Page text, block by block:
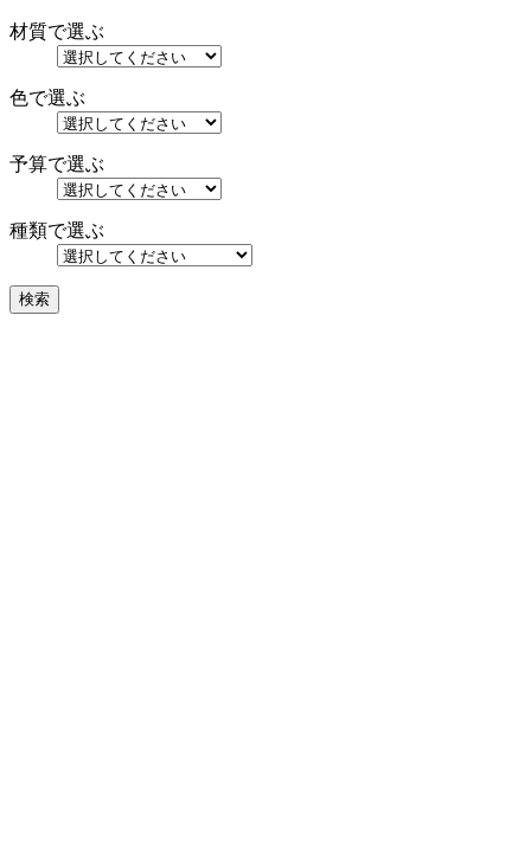
材質で選ぶ
色で選ぶ
予算で選ぶ
種類で選ぶ